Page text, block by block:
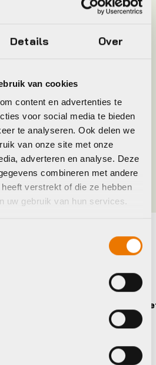
Details Over
van cookies
content en advertenties te
voor social media te bieden
te analyseren. Ook delen we
van onze site met onze
adverteren en analyse. Deze
combineren met andere
verstrekt of die ze hebben
uw gebruik van hun services.
Closethegap
Zwart
compleet